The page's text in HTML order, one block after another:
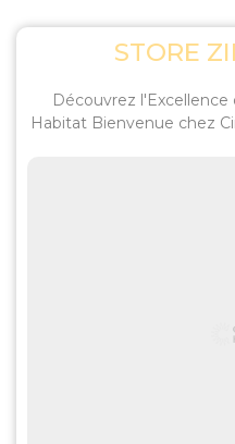
STORE
Découvrez l'Excellence
Habitat Bienvenue chez